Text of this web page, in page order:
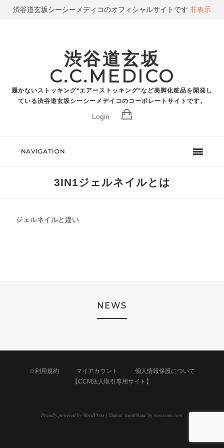
渋谷道玄坂
C.C.MEDICO
履かないストッキング"エアーストッキング"など美脚化粧品を開発し
ている渋谷道玄坂シーシーメデイコのコーポレートサイトです。
Login
NAVIGATION
3IN1ジェルネイルとは
ジェルネイルと違い
NEWS
☆利用規約 マイアカウント
個人情報保護について
【CCM法人取引専用サイト】
Proudly powered by WordPress | Theme: montblanc by wooseum.com.
渋谷道玄坂シーシーメディコのオフィシャルサイトです 非表示